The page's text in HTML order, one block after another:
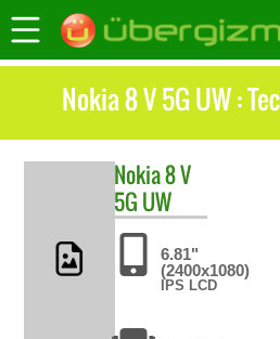
Nokia 8 V 5G UW :
Nokia8 V
5G UW
6.81"
(2400x1080)
IPS LCD